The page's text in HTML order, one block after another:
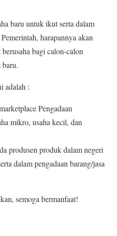
baru untuk ikut serta dalam
harapannya akan
bagi calon-calon
baru.
adalah :
Pengadaan
mikro, usaha kecil, dan
produsen produk dalam negeri
dalam pengadaan barang/jasa
semoga bermanfaat!